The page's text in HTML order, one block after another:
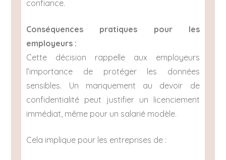
confiance.
Conséquences pratiques pour les
employeurs :
Cette décision rappelle aux employeurs
l’importance de protéger les données
sensibles. Un manquement au devoir de
confidentialité peut justifier un licenciement
immédiat, même pour un salarié modèle.
Cela implique pour les entreprises de :